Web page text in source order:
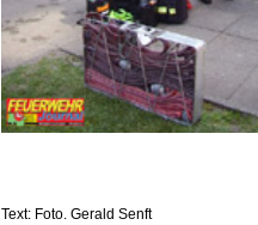
Text: Foto. Gerald Senft